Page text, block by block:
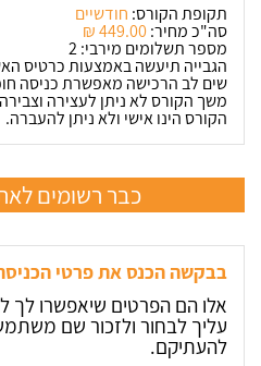
תקופת הקורס: חודשיים
סה"כ מחיר:449.00 ‏₪
מספר תשלומים מירבי: 2
הגבייה תיעשה באמצעות כרטיס
שים לב הרכישה מאפשרת כניסה
משך הקורס לא ניתן לעצירה
הקורס הינו אישי ולא ניתן להעברה.
כבר רשומים
בבקשה הכנס את פרטי
אלו הם הפרטים שיאפשרו לך
עליך לבחור ולזכור שם
להעתיקם.